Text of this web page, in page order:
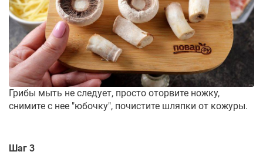
Грибы мыть не следует, просто оторвите ножку,
снимите с нее "юбочку", почистите шляпки от кожуры.
Шаг 3